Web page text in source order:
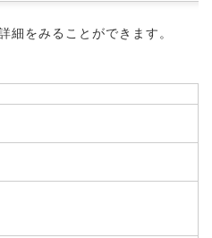
細をみることができます。